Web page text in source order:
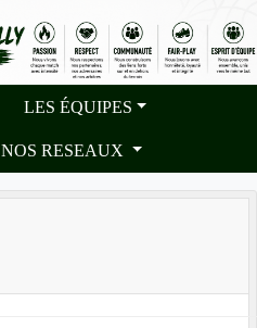
LES ÉQUIPES
NOS RESEAUX